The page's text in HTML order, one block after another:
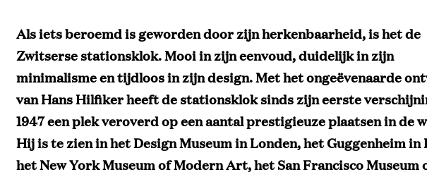
Als iets beroemd is geworden door zijn herkenbaarheid, is het de
Zwitserse stationsklok. Mooi in zijn eenvoud, duidelijk in zijn
minimalisme en tijdloos in zijn design. Met het ongeëvenaarde
van Hans Hilfiker heeft de stationsklok sinds zijn eerste
1947 een plek veroverd op een aantal prestigieuze plaatsen in de
Hij is te zien in het Design Museum in Londen, het Guggenheim in
het New York Museum of Modern Art, het San Francisco Museum